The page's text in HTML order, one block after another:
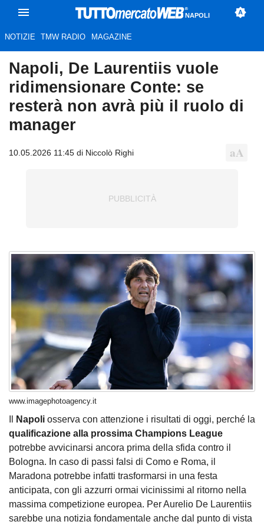
NAPOLI
NOTIZIE TMW RADIO MAGAZINE
Napoli, De Laurentiis vuole
ridimensionare Conte: se
resterà non avrà più il ruolo di
manager
10.05.2026 11:45 di Niccolò Righi
www.imagephotoagency.it
Napoli osserva con attenzione i risultati di oggi, perché la
qualificazione alla prossima Champions League
potrebbe avvicinarsi ancora prima della sfida contro il
Bologna. In caso di passi falsi di Como e Roma, il
Maradona potrebbe infatti trasformarsi in una festa
anticipata, con gli azzurri ormai vicinissimi al ritorno nella
massima competizione europea. Per Aurelio De Laurentiis
sarebbe una notizia fondamentale anche dal punto di vista